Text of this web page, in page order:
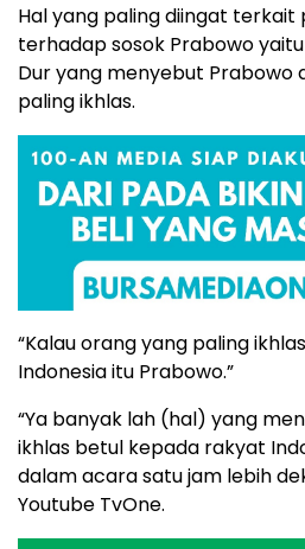
Hal yang paling diingat terkait
terhadap sosok Prabowo
Dur yang menyebut Prabowo
paling ikhlas.
“Kalau orang yang paling
Indonesia itu Prabowo.”
“Ya banyak lah (hal) yang
ikhlas betul kepada rakyat
dalam acara satu jam lebih
Youtube TvOne.